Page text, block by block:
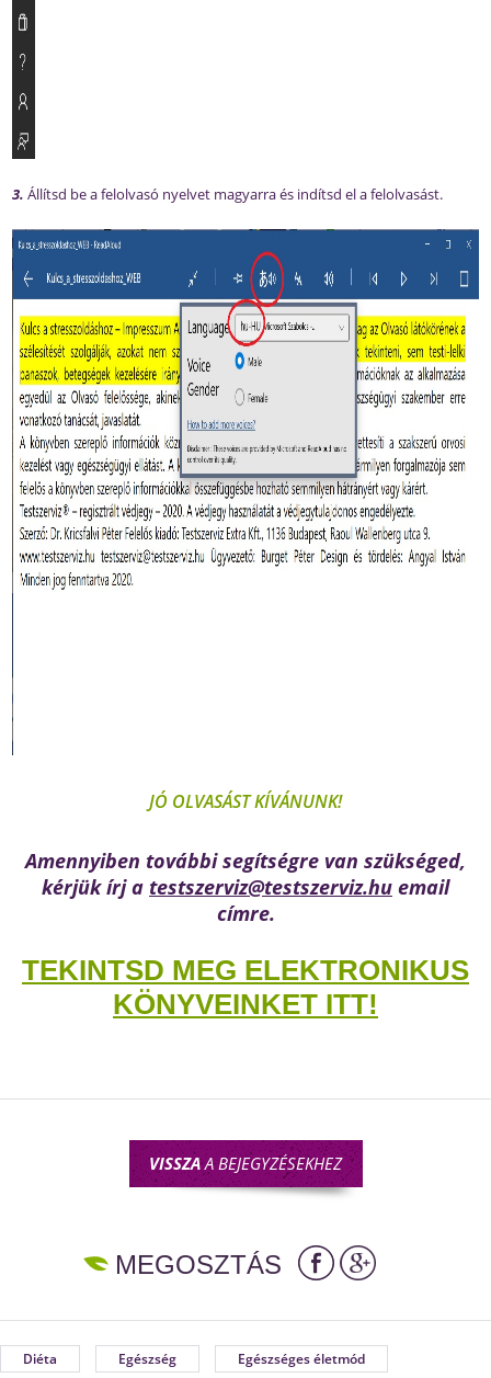
3.Állítsd be a felolvasó nyelvet magyarra és indítsd el a felolvasást.
JÓ OLVASÁST KÍVÁNUNK!
Amennyiben további segítségre van szükséged,
kérjük írj a testszerviz@testszerviz.hu email
címre.
TEKINTSD MEG ELEKTRONIKUS
KÖNYVEINKET ITT!
VISSZAA BEJEGYZÉSEKHEZ
MEGOSZTÁS
Diéta Egészség Egészséges életmód